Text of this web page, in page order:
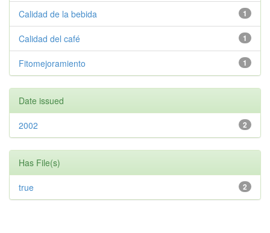
1
Calidad de la bebida
1
Calidad del café
1
Fitomejoramiento
Date issued
2
2002
Has File(s)
2
true